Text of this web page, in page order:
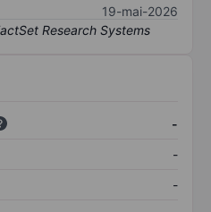
19-mai-2026
-
-
-